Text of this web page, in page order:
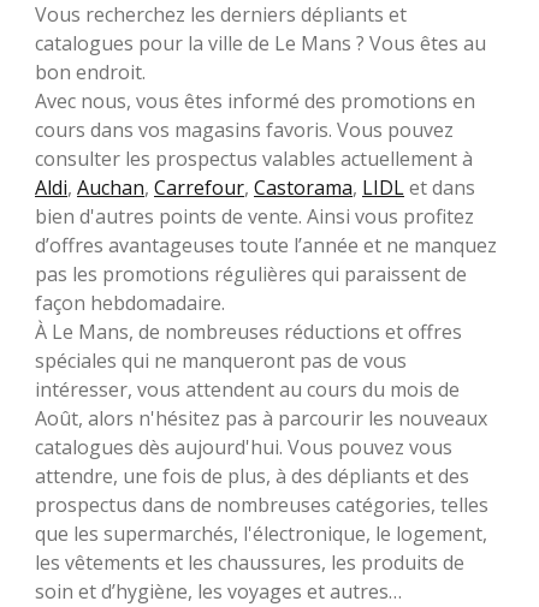
Vous recherchez les derniers dépliants et
catalogues pour la ville de Le Mans ? Vous êtes au
bon endroit.
Avec nous, vous êtes informé des promotions en
cours dans vos magasins favoris. Vous pouvez
consulter les prospectus valables actuellement à
Aldi, Auchan, Carrefour, Castorama, LIDLet dans
bien d'autres points de vente. Ainsi vous profitez
d’offres avantageuses toute l’année et ne manquez
pas les promotions régulières qui paraissent de
façon hebdomadaire.
À Le Mans, de nombreuses réductions et offres
spéciales qui ne manqueront pas de vous
intéresser, vous attendent au cours du mois de
Août, alors n'hésitez pas à parcourir les nouveaux
catalogues dès aujourd'hui. Vous pouvez vous
attendre, une fois de plus, à des dépliants et des
prospectus dans de nombreuses catégories, telles
que les supermarchés, l'électronique, le logement,
les vêtements et les chaussures, les produits de
soin et d’hygiène, les voyages et autres…